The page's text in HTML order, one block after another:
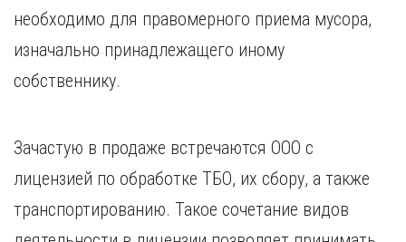
необходимо для правомерного приема мусора,
изначально принадлежащего иному
собственнику.
Зачастую в продаже встречаются ООО с
лицензией по обработке ТБО, их сбору, а также
транспортированию. Такое сочетание видов